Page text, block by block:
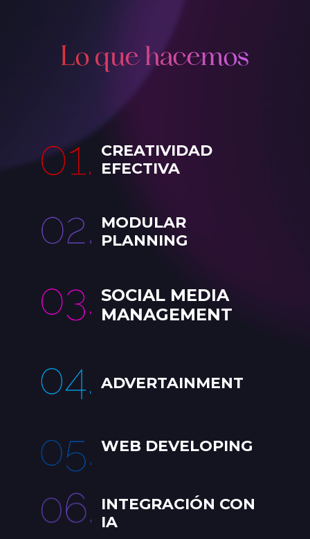
Lo que hacemos
CREATIVIDAD
EFECTIVA
MODULAR
PLANNING
SOCIAL MEDIA
MANAGEMENT
ADVERTAINMENT
WEB DEVELOPING
INTEGRACIÓN CON
IA